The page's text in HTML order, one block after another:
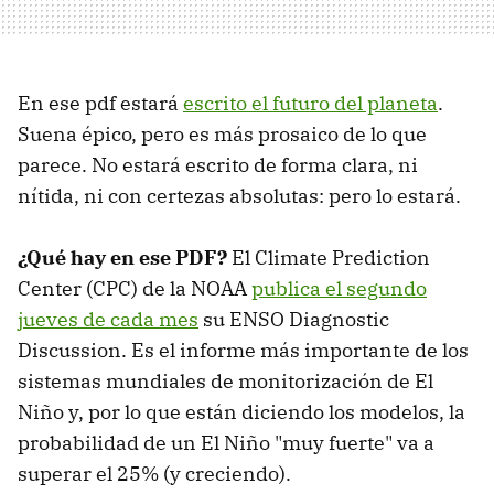
En ese pdf estará escrito el futuro del planeta.
Suena épico, pero es más prosaico de lo que
parece. No estará escrito de forma clara, ni
nítida, ni con certezas absolutas: pero lo estará.
¿Qué hay en ese PDF? El Climate Prediction
Center (CPC) de la NOAApublica el segundo
jueves de cada mes su ENSO Diagnostic
Discussion. Es el informe más importante de los
sistemas mundiales de monitorización de El
Niño y, por lo que están diciendo los modelos, la
probabilidad de un El Niño "muy fuerte" va a
superar el 25% (y creciendo).